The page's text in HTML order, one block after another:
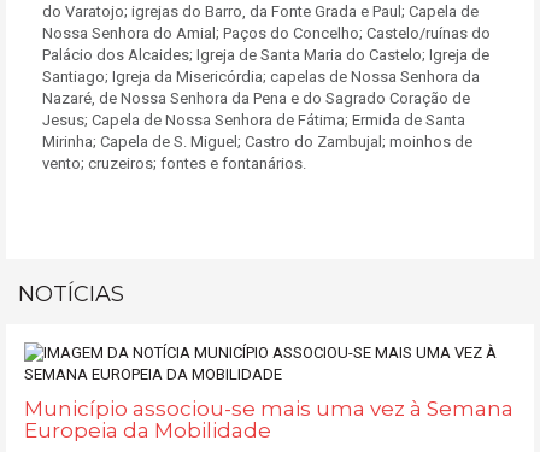
do Varatojo; igrejas do Barro, da Fonte Grada e Paul; Capela de
Nossa Senhora do Amial; Paços do Concelho; Castelo/ruínas do
Palácio dos Alcaides; Igreja de Santa Maria do Castelo; Igreja de
Santiago; Igreja da Misericórdia; capelas de Nossa Senhora da
Nazaré, de Nossa Senhora da Pena e do Sagrado Coração de
Jesus; Capela de Nossa Senhora de Fátima; Ermida de Santa
Mirinha; Capela de S. Miguel; Castro do Zambujal; moinhos de
vento; cruzeiros; fontes e fontanários.
NOTÍCIAS
Município associou-se mais uma vez à Semana
Europeia da Mobilidade